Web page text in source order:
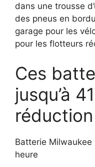
dans une trousse
des pneus en
garage pour les
pour les flotteurs
Ces
jusqu’à
réduction
Batterie
heure